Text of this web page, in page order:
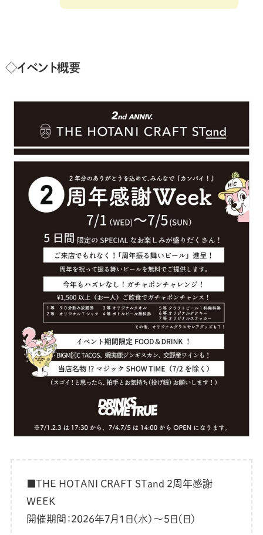
◇イベント概要
■THE HOTANI CRAFT STand 2周年感謝
WEEK
開催期間：2026年7月1日(水)〜5日(日)